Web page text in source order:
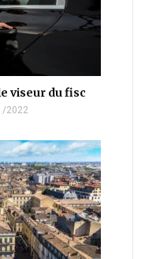
viseur du fisc
2022